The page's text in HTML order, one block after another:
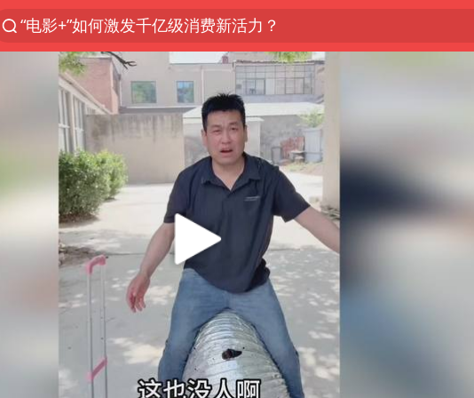
“电影+”如何激发千亿级消费新活力？
全球首个长时储能一体化产业园量产
台风白海豚已进入24小时警戒线
中国女篮70-67险胜尼日利亚女篮
四川宜宾市高县4.9级地震致1人死亡
名创优品回应女子吐槽内裤质量差
上海：台风白海豚或将带来龙卷风
出口禁令驱动有色板块大涨
中巨芯：上半年归母净利润1405.77万元
胜宏科技：股票交易异常波动
秋天的第一杯奶茶到底有多火